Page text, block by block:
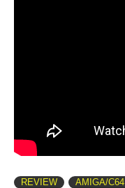
REVIEW AMIGA/C64